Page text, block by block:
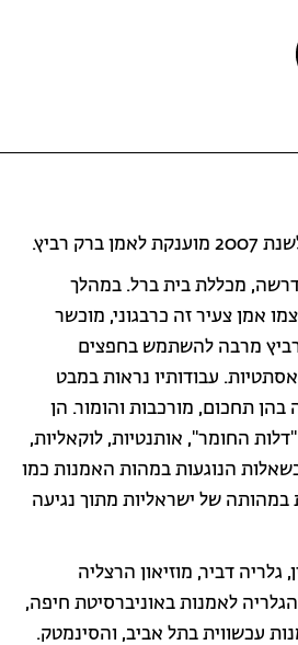
וולף
רביץ.
– המדרשה, מכללת בית ברל. במהלך
אמן צעיר זה כרבגוני, מוכשר
מרבה להשתמש בחפצים
עבודותיו נראות במבט
תחכום, מורכבות והומור. הן
החומר", אותנטיות, לוקאליות,
הנוגעות במהות האמנות כמו
במהותה של ישראליות מתוך נגיעה
גלריה דביר, מוזיאון הרצליה
לאמנות באוניברסיטת חיפה,
עכשווית בתל אביב, והסינמטק.